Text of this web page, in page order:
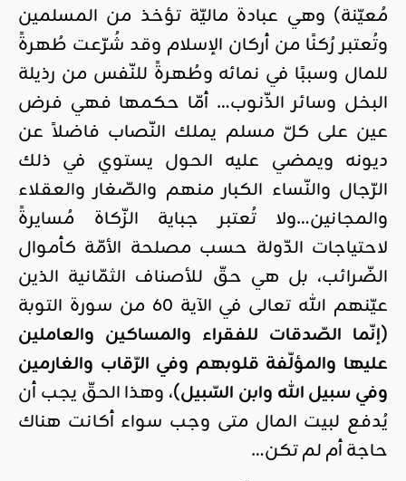
مُعيّنة) وهي عبادة ماليّة تؤخذ من المسلمين
وتُعتبر رُكنًا من أركان الإسلام وقد شُرّعت طُهرةً
للمال وسببًا في نمائه وطُهرةً للنّفس من رذيلة
البخل وسائر الذّنوب… أمّا حكمها فهي فرض
عين على كلّ مسلم يملك النّصاب فاضلاً عن
ديونه ويمضي عليه الحول يستوي في ذلك
الرّجال والنّساء الكبار منهم والصّغار والعقلاء
والمجانين…ولا تُعتبر جباية الزّكاة مُسايرةً
لاحتياجات الدّولة حسب مصلحة الأمّة كأموال
الضّرائب، بل هي حقّ للأصناف الثمّانية الذين
عيّنهم الله تعالى في الآية 60 من سورة التوبة
(إنّما الصّدقات للفقراء والمساكين والعاملين
عليها والمؤلّفة قلوبهم وفي الرّقاب والغارمين
وفي سبيل الله وابن السّبيل)، وهذا الحقّ يجب أن
يُدفع لبيت المال متى وجب سواء أكانت هناك
حاجة أم لم تكن…